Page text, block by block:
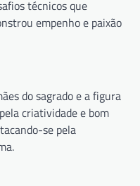
técnicos que
empenho e paixão
do sagrado e a figura
criatividade e bom
se pela